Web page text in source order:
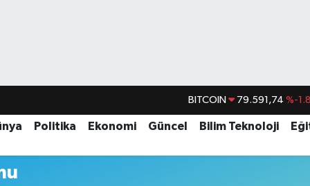
BITCOIN 79.591,74 %-
DOLAR 45,43620
Politika Ekonomi Güncel Bilim Teknoloji